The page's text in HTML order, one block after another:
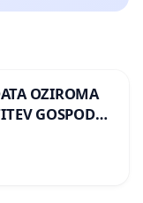
OZIROMA
GOSPODA